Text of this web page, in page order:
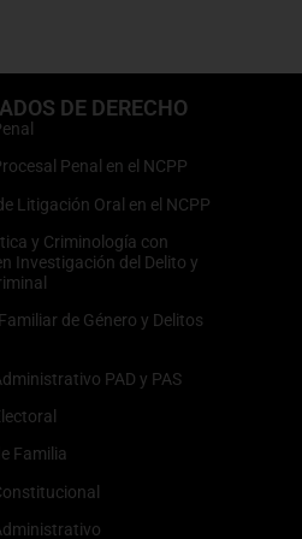
DE DERECHO
Penal en el NCPP
Litigación Oral en el NCPP
y Criminología con
Investigación del Delito y
de Género y Delitos
PAD y PAS
Familia